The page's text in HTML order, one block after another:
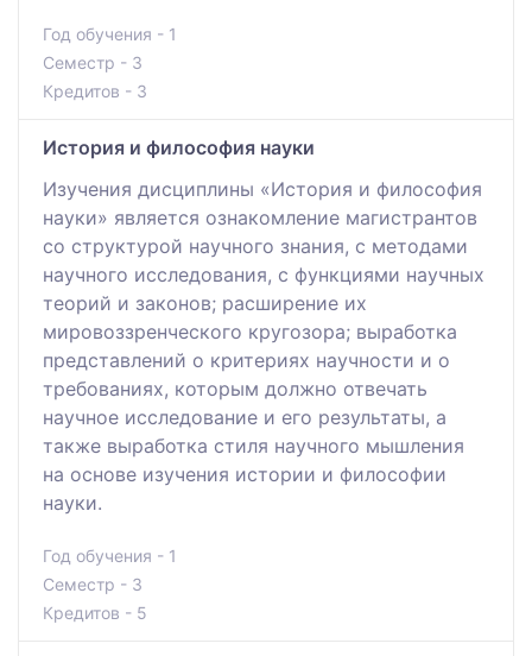
Год обучения - 1
Семестр - 3
Кредитов - 3
История и философия науки
Изучения дисциплины «История и философия
науки» является ознакомление магистрантов
со структурой научного знания, с методами
научного исследования, с функциями научных
теорий и законов; расширение их
мировоззренческого кругозора; выработка
представлений о критериях научности и о
требованиях, которым должно отвечать
научное исследование и его результаты, а
также выработка стиля научного мышления
на основе изучения истории и философии
науки.
Год обучения - 1
Семестр - 3
Кредитов - 5